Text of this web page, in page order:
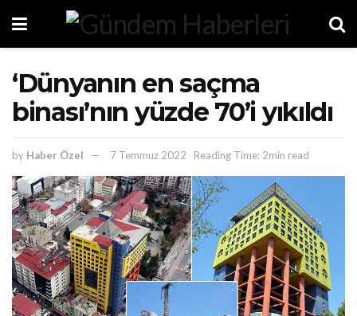
‘Dünyanın en saçma
binası’nın yüzde 70’i yıkıldı
by Haber Özel 7 Temmuz 2022 Reading Time: 2min read